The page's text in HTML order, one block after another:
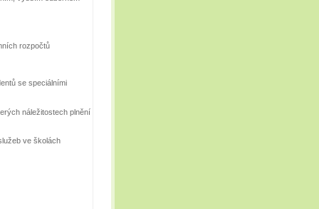
rozpočtů
se speciálními
náležitostech plnění
ve školách